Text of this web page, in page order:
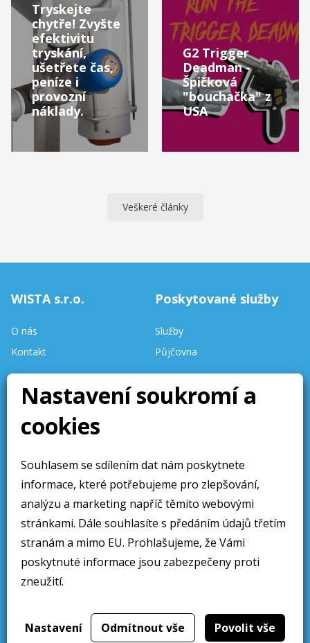
Nastavení soukromí a
cookies
Souhlasem se sdílením dat nám poskytnete
informace, které potřebujeme pro zlepšování,
analýzu a marketing napříč těmito webovými
stránkami. Dále souhlasíte s předáním údajů třetím
stranám a mimo EU. Prohlašujeme, že Vámi
poskytnuté informace jsou zabezpečeny proti
zneužití.
Nastavení Odmítnout vše Povolit vše
Tryskejte
chytře! Zvyšte
efektivitu
tryskání,
ušetřete čas,
peníze i
provozní
náklady.
G2 Trigger
Deadman -
Špičková
"bouchačka" z
USA
Veškeré články
WISTA s.r.o.
O nás
Kontakt
Stav skladu
aktualizován denně.
Stránky aktualizovány 10 /
Poskytované služby
Služby
Půjčovna
Obchodní sdělení
Obchodní podmínky
Ochrana osobních údajú
Cookies
Sledujte nás
Web přivedlo k životu 2019